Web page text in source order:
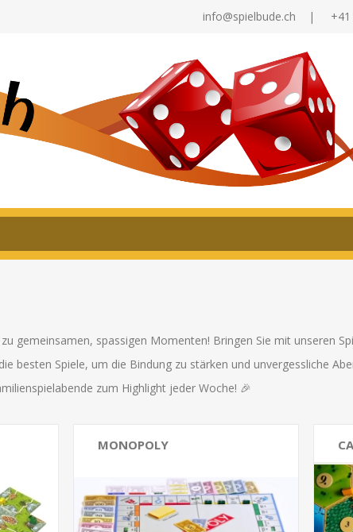
info@spielbude.ch |
gemeinsamen, spassigen Momenten! Bringen Sie mit unseren
besten Spiele, um die Bindung zu stärken und unvergessliche
zum Highlight jeder Woche! 🎉
MONOPOLY